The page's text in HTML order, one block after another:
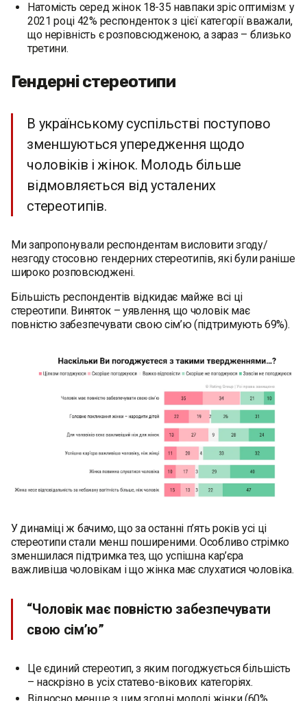
Натомість серед жінок 18-35 навпаки зріс оптимізм: у
2021 році 42% респонденток з цієї категорії вважали,
що нерівність є розповсюдженою, а зараз – близько
третини.
Гендерні стереотипи
В українському суспільстві поступово
зменшуються упередження щодо
чоловіків і жінок. Молодь більше
відмовляється від усталених
стереотипів.
Ми запропонували респондентам висловити згоду/
незгоду стосовно гендерних стереотипів, які були раніше
широко розповсюджені.
Більшість респондентів відкидає майже всі ці
стереотипи. Виняток – уявлення, що чоловік має
повністю забезпечувати свою сім’ю (підтримують 69%).
У динаміці ж бачимо, що за останні п’ять років усі ці
стереотипи стали менш поширеними. Особливо стрімко
зменшилася підтримка тез, що успішна кар’єра
важливіша чоловікам і що жінка має слухатися чоловіка.
“Чоловік має повністю забезпечувати
свою сім’ю”
Це єдиний стереотип, з яким погоджується більшість
– наскрізно в усіх статево-вікових категоріях.